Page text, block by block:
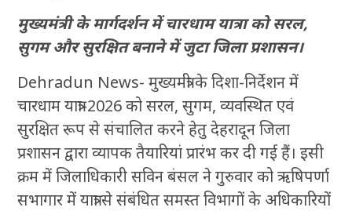
मुख्यमंत्री के मार्गदर्शन में चारधाम यात्रा को सरल,
सुगम और सुरक्षित बनाने में जुटा जिला प्रशासन।
Dehradun News- मुख्यमंत्री के दिशा-निर्देशन में
चारधाम यात्रा-2026 को सरल, सुगम, व्यवस्थित एवं
सुरक्षित रूप से संचालित करने हेतु देहरादून जिला
प्रशासन द्वारा व्यापक तैयारियां प्रारंभ कर दी गई हैं। इसी
क्रम में जिलाधिकारी सविन बंसल ने गुरुवार को ऋषिपर्णा
सभागार में यात्रा से संबंधित समस्त विभागों के अधिकारियों